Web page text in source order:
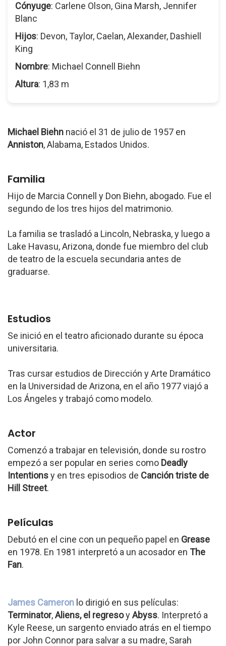
Cónyuge: Carlene Olson, Gina Marsh, Jennifer
Blanc
Hijos: Devon, Taylor, Caelan, Alexander, Dashiell
King
Nombre: Michael Connell Biehn
Altura: 1,83 m
Michael Biehn nació el 31 de julio de 1957 en
Anniston, Alabama, Estados Unidos.
Familia
Hijo de Marcia Connell y Don Biehn, abogado. Fue el
segundo de los tres hijos del matrimonio.
La familia se trasladó a Lincoln, Nebraska, y luego a
Lake Havasu, Arizona, donde fue miembro del club
de teatro de la escuela secundaria antes de
graduarse.
Estudios
Se inició en el teatro aficionado durante su época
universitaria.
Tras cursar estudios de Dirección y Arte Dramático
en la Universidad de Arizona, en el año 1977 viajó a
Los Ángeles y trabajó como modelo.
Actor
Comenzó a trabajar en televisión, donde su rostro
empezó a ser popular en series como Deadly
Intentionsy en tres episodios de Canción triste de
Hill Street.
Películas
Debutó en el cine con un pequeño papel en Grease
en 1978. En 1981 interpretó a un acosador en The
Fan.
James Cameron lo dirigió en sus películas:
Terminator,Aliens, el regresoyAbyss. Interpretó a
Kyle Reese, un sargento enviado atrás en el tiempo
por John Connor para salvar a su madre, Sarah